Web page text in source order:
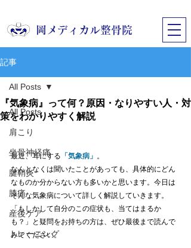
​岡メディカル整骨院
記事
All Posts
肩こり
坐骨神経痛
腱鞘炎
膝痛
産後ケア
トレーニング
All Posts
『気象病』って何？原因・なりやすい人・対
策をわかりやすく解説
最近、耳にする 「気象病」 。
なんとなくは聞いたことがあっても、具体的にどん
なものか分からない方も多いかと思います。今日は
そんな気象病について詳しく解説していきます。
「もしかして自分のこの症状も、当てはまるか
も？」と疑問をお持ちの方は、ぜひ最後まで読んで
みてください。